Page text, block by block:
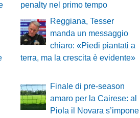
penalty nel primo tempo
Reggiana, Tesser
manda un messaggio
chiaro: «Piedi piantati a
terra, ma la crescita è evidente»
Finale di pre-season
amaro per la Cairese: al
Piola il Novara s’impone